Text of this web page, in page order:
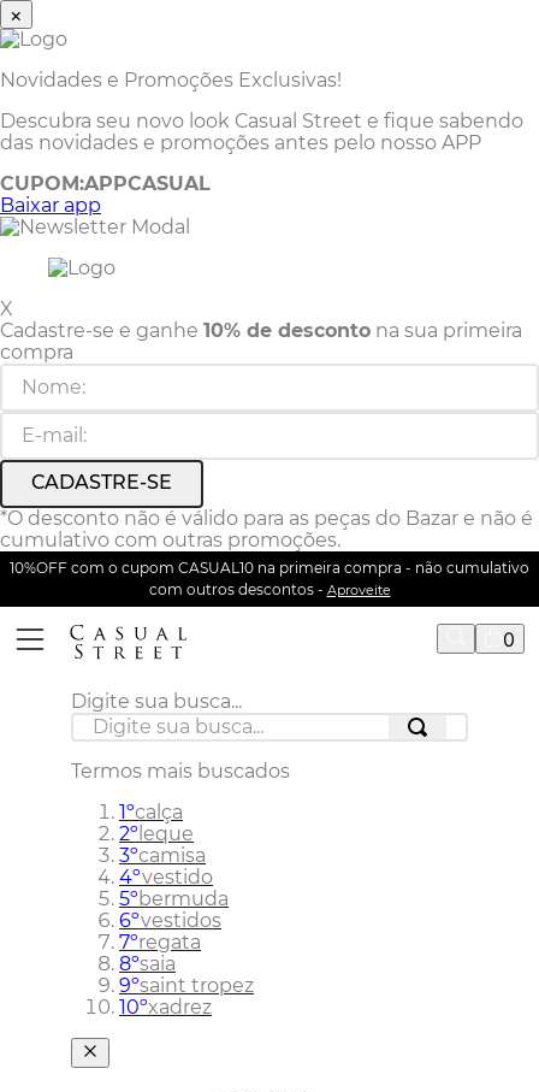
×
Novidades e Promoções Exclusivas!
Descubra seu novo look Casual Street e fique sabendo
das novidades e promoções antes pelo nosso APP
CUPOM:APPCASUAL
Baixar app
X
Cadastre-se e ganhe 10% de desconto na sua primeira
compra
CADASTRE-SE
*O desconto não é válido para as peças do Bazar e não é
cumulativo com outras promoções.
10%OFF com o cupom CASUAL10 na primeira compra - não cumulativo
com outros descontos - Aproveite
0
Digite sua busca...
Termos mais buscados
1ºcalça
2º leque
3ºcamisa
4ºvestido
5ºbermuda
6ºvestidos
7ºregata
8ºsaia
9ºsaint tropez
10ºxadrez